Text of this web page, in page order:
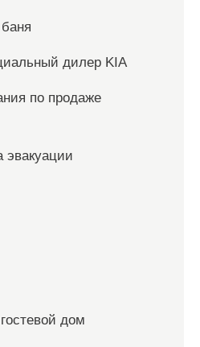
дилер KIA
по продаже
эвакуации
дом